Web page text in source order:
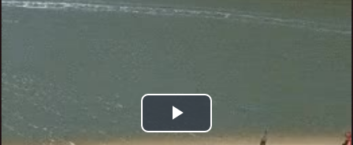
Play